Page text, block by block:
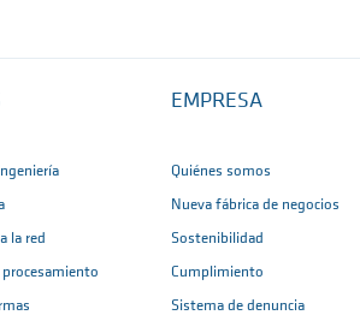
la red
EMPRESA
Quiénes somos
Nueva fábrica de negocios
Sostenibilidad
Cumplimiento
Sistema de denuncia